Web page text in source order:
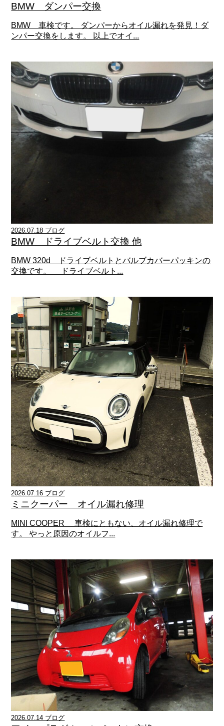
BMW ダンパー交換
BMW 車検です。 ダンパーからオイル漏れを発見！ダ
ンパー交換をします。 以上でオイ...
2026.07.18 ブログ
BMW ドライブベルト交換 他
BMW 320d ドライブベルトとバルブカバーパッキンの
交換です。 ドライブベルト...
2026.07.16 ブログ
ミニクーパー オイル漏れ修理
MINI COOPER 車検にともない、オイル漏れ修理で
す。 やっと原因のオイルフ...
2026.07.14 ブログ